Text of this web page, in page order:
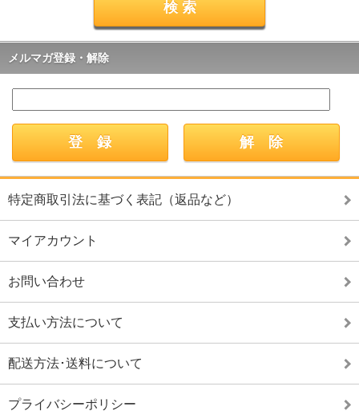
メルマガ登録・解除
特定商取引法に基づく表記（返品など）
マイアカウント
お問い合わせ
支払い方法について
配送方法･送料について
プライバシーポリシー